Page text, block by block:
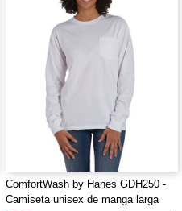
ComfortWash by Hanes GDH250 -
Camiseta unisex de manga larga